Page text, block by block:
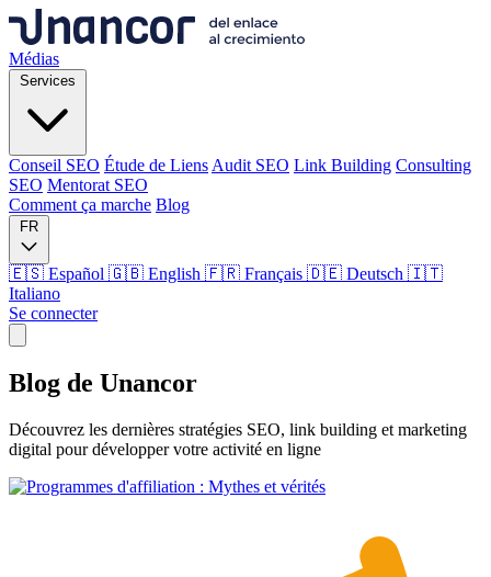
Médias
Services
Conseil SEO Étude de Liens Audit SEO Link Building Consulting
SEO Mentorat SEO
Comment ça marche Blog
FR
🇪🇸 Español 🇬🇧 English 🇫🇷 Français 🇩🇪 Deutsch 🇮🇹
Italiano
Se connecter
Services
Conseil SEO Étude de Liens Link Building
SEO Mentorat SEO
Comment ça marche
Blog de Unancor
Découvrez les dernières stratégies SEO, link building et marketing
digital pour développer votre activité en ligne